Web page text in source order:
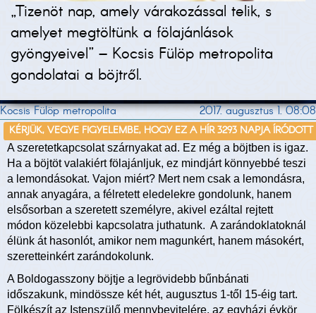
„Tizenöt nap, amely várakozással telik, s
amelyet megtöltünk a fölajánlások
gyöngyeivel” – Kocsis Fülöp metropolita
gondolatai a böjtről.
Kocsis Fülöp metropolita 2017. augusztus 1. 08:08
KÉRJÜK, VEGYE FIGYELEMBE, HOGY EZ A HÍR 3293 NAPJA ÍRÓDOTT
A szeretetkapcsolat szárnyakat ad. Ez még a böjtben is igaz.
Ha a böjtöt valakiért fölajánljuk, ez mindjárt könnyebbé teszi
a lemondásokat. Vajon miért? Mert nem csak a lemondásra,
annak anyagára, a félretett eledelekre gondolunk, hanem
elsősorban a szeretett személyre, akivel ezáltal rejtett
módon közelebbi kapcsolatra juthatunk. A zarándoklatoknál
élünk át hasonlót, amikor nem magunkért, hanem másokért,
szeretteinkért zarándokolunk.
A Boldogasszony böjtje a legrövidebb bűnbánati
időszakunk, mindössze két hét, augusztus 1-től 15-éig tart.
Fölkészít az Istenszülő mennybevitelére, az egyházi évkör